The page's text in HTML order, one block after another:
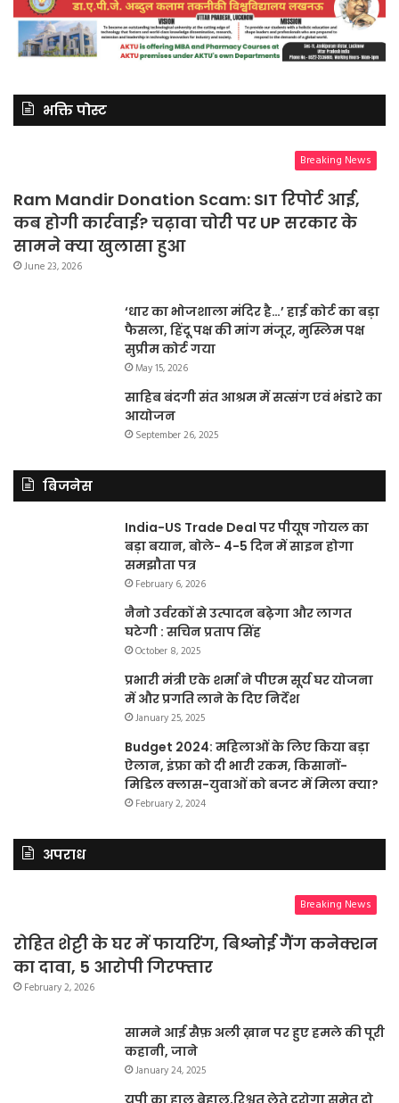
भक्ति पोस्ट
Breaking News
Ram Mandir Donation Scam: SIT रिपोर्ट आई,
कब होगी कार्रवाई? चढ़ावा चोरी पर UP सरकार के
सामने क्या खुलासा हुआ
June 23, 2026
‘धार का भोजशाला मंदिर है…’ हाई कोर्ट का बड़ा
फैसला, हिंदू पक्ष की मांग मंजूर, मुस्लिम पक्ष
सुप्रीम कोर्ट गया
May 15, 2026
साहिब बंदगी संत आश्रम में सत्संग एवं भंडारे का
आयोजन
September 26, 2025
बिजनेस
India-US Trade Deal पर पीयूष गोयल का
बड़ा बयान, बोले- 4-5 दिन में साइन होगा
समझौता पत्र
February 6, 2026
नैनो उर्वरकों से उत्पादन बढ़ेगा और लागत
घटेगी : सचिन प्रताप सिंह
October 8, 2025
प्रभारी मंत्री एके शर्मा ने पीएम सूर्य घर योजना
में और प्रगति लाने के दिए निर्देश
January 25, 2025
Budget 2024: महिलाओं के लिए किया बड़ा
ऐलान, इंफ्रा को दी भारी रकम, किसानों-
मिडिल क्लास-युवाओं को बजट में मिला क्या?
February 2, 2024
अपराध
Breaking News
रोहित शेट्टी के घर में फायरिंग, बिश्नोई गैंग कनेक्शन
का दावा, 5 आरोपी गिरफ्तार
February 2, 2026
सामने आई सैफ़ अली ख़ान पर हुए हमले की पूरी
कहानी, जाने
January 24, 2025